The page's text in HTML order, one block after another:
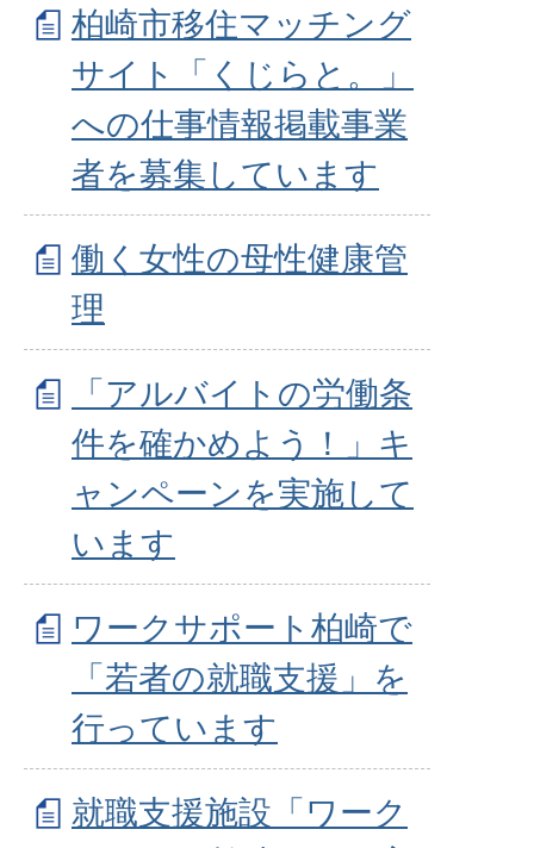
柏崎市移住マッチング
サイト「くじらと。」
への仕事情報掲載事業
者を募集しています
働く女性の母性健康管
理
「アルバイトの労働条
件を確かめよう！」キ
ャンペーンを実施して
います
ワークサポート柏崎で
「若者の就職支援」を
行っています
就職支援施設「ワーク